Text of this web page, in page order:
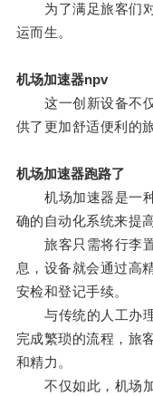
为了满足旅客们对
运而生。
机场加速器npv
这一创新设备不仅
供了更加舒适便利的
机场加速器跑路了
机场加速器是一种
确的自动化系统来提
旅客只需将行李置
息，设备就会通过高
安检和登记手续。
与传统的人工办理
完成繁琐的流程，旅
和精力。
不仅如此，机场加